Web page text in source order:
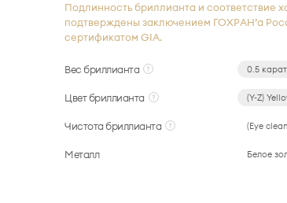
Подлинность бриллианта и соответствие
подтверждены заключением ГОХРАН’а
сертификатом GIA.
Вес бриллианта 0.5
Цвет бриллианта (Y-Z)
Чистота бриллианта (Eye
Металл Белое